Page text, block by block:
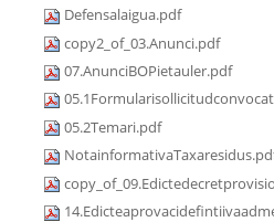
Defensalaigua.pdf
copy2_of_03.Anunci.pdf
07.AnunciBOPietauler.pdf
05.2Temari.pdf